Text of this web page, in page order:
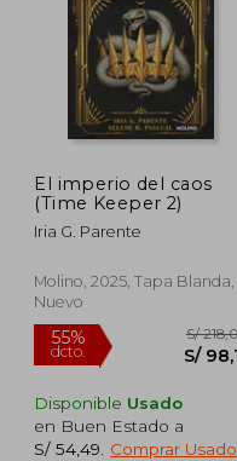
S/ 186,69
S/ 84,01
55%
dcto.
El imperio del caos
(Time Keeper 2)
Iria G. Parente
Molino, 2025, Tapa Blanda,
Nuevo
Disponible Usado
en Buen Estado a
S/ 54,49
Comprar Usado